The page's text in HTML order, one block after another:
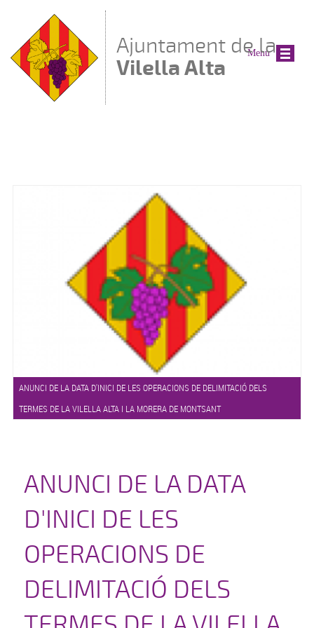
Ajuntament de la
Vilella Alta
ANUNCI DE LA DATA D'INICI DE LES OPERACIONS DE DELIMITACIÓ DELS
TERMES DE LA VILELLA ALTA I LA MORERA DE MONTSANT
ANUNCI DE LA DATA
D'INICI DE LES
OPERACIONS DE
DELIMITACIÓ DELS
Menu